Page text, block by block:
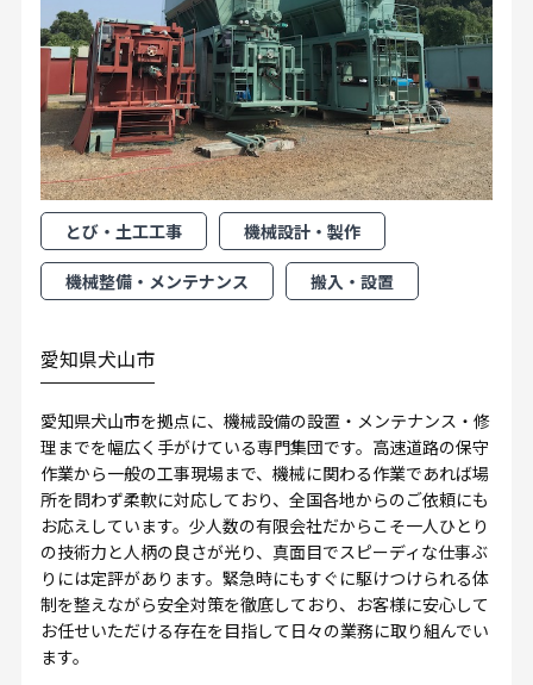
とび・土工工事 機械設計・製作
機械整備・メンテナンス 搬入・設置
愛知県犬山市
愛知県犬山市を拠点に、機械設備の設置・メンテナンス・修
理までを幅広く手がけている専門集団です。高速道路の保守
作業から一般の工事現場まで、機械に関わる作業であれば場
所を問わず柔軟に対応しており、全国各地からのご依頼にも
お応えしています。少人数の有限会社だからこそ一人ひとり
の技術力と人柄の良さが光り、真面目でスピーディな仕事ぶ
りには定評があります。緊急時にもすぐに駆けつけられる体
制を整えながら安全対策を徹底しており、お客様に安心して
お任せいただける存在を目指して日々の業務に取り組んでい
ます。